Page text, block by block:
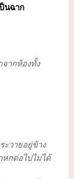
นฉาก
จากห้องทั้ง
ะวายอยู่ข้าง
หกต่อไปไม่ได้